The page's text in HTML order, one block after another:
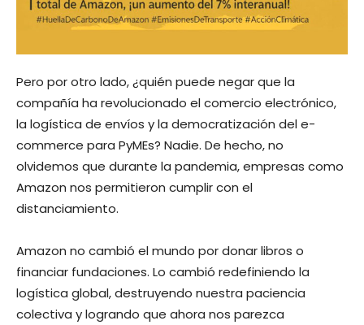
Pero por otro lado, ¿quién puede negar que la
compañía ha revolucionado el comercio electrónico,
la logística de envíos y la democratización del e-
commerce para PyMEs? Nadie. De hecho, no
olvidemos que durante la pandemia, empresas como
Amazon nos permitieron cumplir con el
distanciamiento.
Amazon no cambió el mundo por donar libros o
financiar fundaciones. Lo cambió redefiniendo la
logística global, destruyendo nuestra paciencia
colectiva y logrando que ahora nos parezca